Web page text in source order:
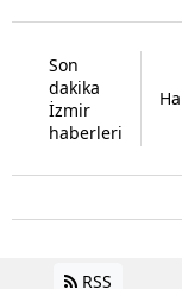
Son
dakika
İzmir
haberleri
RSS